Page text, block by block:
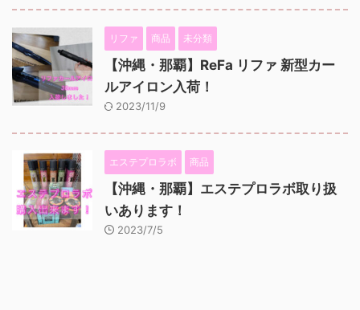
リファ 商品 未分類
【沖縄・那覇】ReFa リファ 新型カー
ルアイロン入荷！
2023/11/9
エステプロラボ 商品
【沖縄・那覇】エステプロラボ取り扱
いあります！
2023/7/5